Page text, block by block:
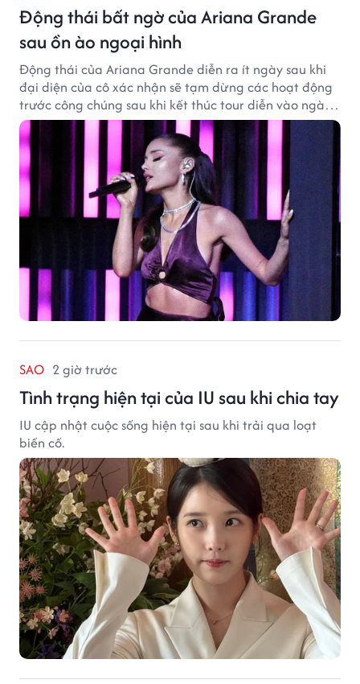
Động thái bất ngờ của Ariana Grande
sau ồn ào ngoại hình
Động thái của Ariana Grande diễn ra ít ngày sau khi
đại diện của cô xác nhận sẽ tạm dừng các hoạt động
trước công chúng sau khi kết thúc tour diễn vào ngày
1/9.
SAO 2 giờ trước
Tình trạng hiện tại của IU sau khi chia tay
IU cập nhật cuộc sống hiện tại sau khi trải qua loạt
biến cố.